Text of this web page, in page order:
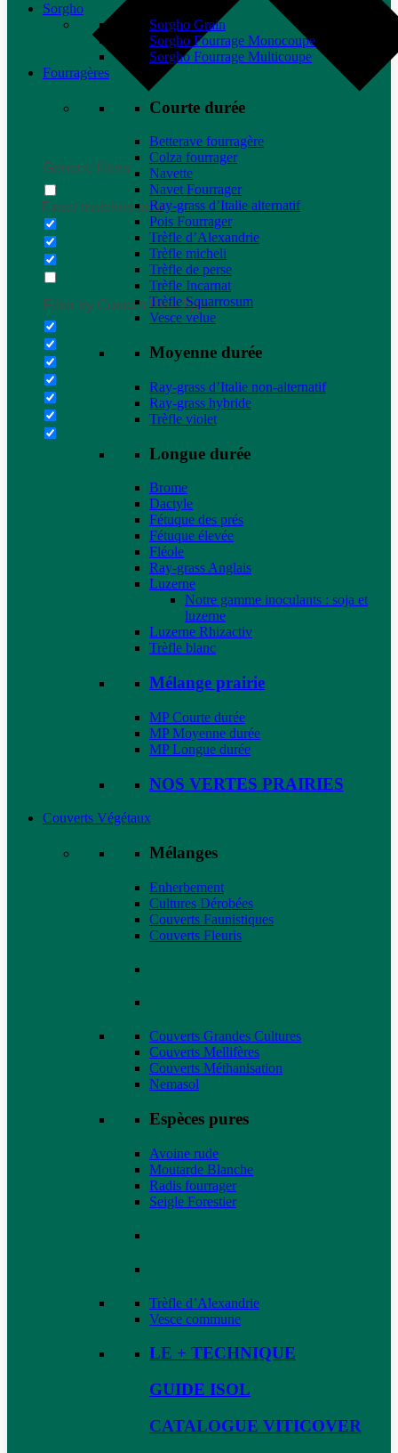
Generic filters
Exact matches only
Filter by Custom Post Type
Sorgho
Sorgho Grain
Sorgho Fourrage Monocoupe
Sorgho Fourrage Multicoupe
Fourragères
Courte durée
Betterave fourragère
Colza fourrager
Navette
Navet Fourrager
Ray-grass d’Italie alternatif
Pois Fourrager
Trèfle d’Alexandrie
Trèfle micheli
Trèfle de perse
Trèfle Incarnat
Trèfle Squarrosum
Vesce velue
Moyenne durée
Ray-grass d’Italie non-alternatif
Ray-grass hybride
Trèfle violet
Longue durée
Brome
Dactyle
Fétuque des prés
Fétuque élevée
Fléole
Ray-grass Anglais
Luzerne
Notre gamme inoculants : soja et
luzerne
Luzerne Rhizactiv
Trèfle blanc
Mélange prairie
MP Courte durée
MP Moyenne durée
MP Longue durée
NOS VERTES PRAIRIES
Couverts Végétaux
Mélanges
Enherbement
Cultures Dérobées
Couverts Faunistiques
Couverts Fleuris
Couverts Grandes Cultures
Couverts Mellifères
Couverts Méthanisation
Nemasol
Espèces pures
Avoine rude
Moutarde Blanche
Radis fourrager
Seigle Forestier
Trèfle d’Alexandrie
Vesce commune
LE + TECHNIQUE
GUIDE ISOL
CATALOGUE VITICOVER